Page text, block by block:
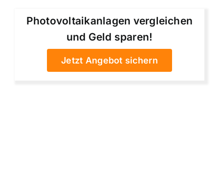
Photovoltaikanlagen vergleichen
und Geld sparen!
Jetzt Angebot sichern